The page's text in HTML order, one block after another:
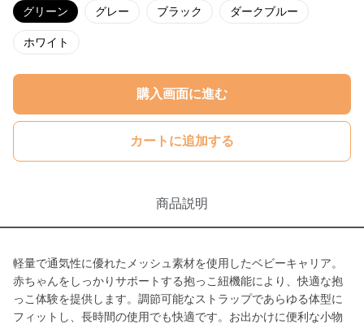
グリーン グレー ブラック ダークブルー
ホワイト
購入画面に進む
カートに追加する
商品説明
軽量で通気性に優れたメッシュ素材を使用したベビーキャリア。
赤ちゃんをしっかりサポートする抱っこ紐機能により、快適な抱
っこ体験を提供します。調節可能なストラップであらゆる体型に
フィットし、長時間の使用でも快適です。お出かけに便利な小物